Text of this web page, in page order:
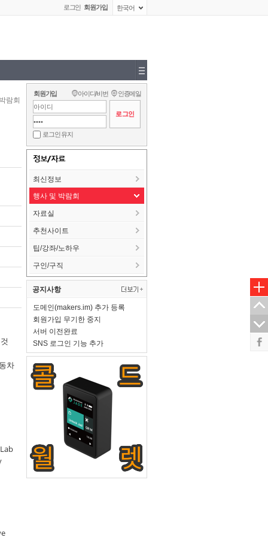
로그인 회원가입 한국어
람회
차
회원가입 아이디/비번 인증메일
로그인 유지
정보/자료
최신정보
행사 및 박람회
자료실
추천사이트
팁/강좌/노하우
구인/구직
공지사항
도메인(makers.im) 추가 등록
회원가입 무기한 중지
서버 이전완료
SNS 로그인 기능 추가